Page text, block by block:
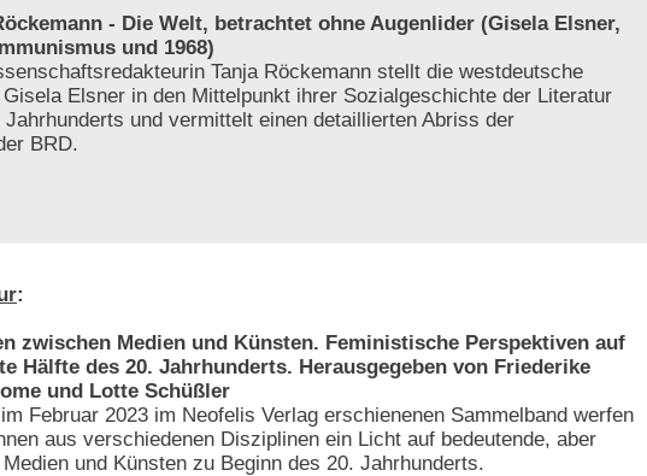
- Die Welt, betrachtet ohne Augenlider (Gisela Elsner,
und 1968)
Tanja Röckemann stellt die westdeutsche
Elsner in den Mittelpunkt ihrer Sozialgeschichte der Literatur
Jahrhunderts und vermittelt einen detaillierten Abriss der
BRD.
:
zwischen Medien und Künsten. Feministische Perspektiven auf
Hälfte des 20. Jahrhunderts. Herausgegeben von Friederike
und Lotte Schüßler
Februar 2023 im Neofelis Verlag erschienenen Sammelband werfen
aus verschiedenen Disziplinen ein Licht auf bedeutende, aber
und Künsten zu Beginn des 20. Jahrhunderts.